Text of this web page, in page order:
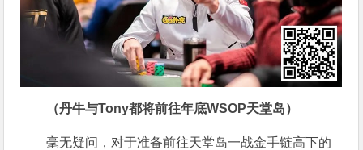
（丹牛与Tony都将前往年底WSOP天堂岛）
毫无疑问，对于准备前往天堂岛一战金手链高下的